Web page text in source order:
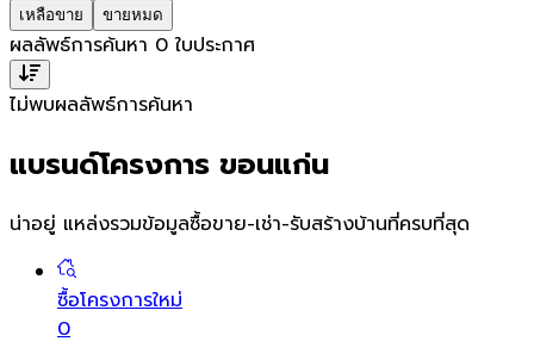
เหลือขาย ขายหมด
ผลลัพธ์การค้นหา 0 ใบประกาศ
ไม่พบผลลัพธ์การค้นหา
แบรนด์โครงการ ขอนแก่น
น่าอยู่ แหล่งรวมข้อมูลซื้อขาย-เช่า-รับสร้างบ้านที่ครบที่สุด
ซื้อโครงการใหม่
0